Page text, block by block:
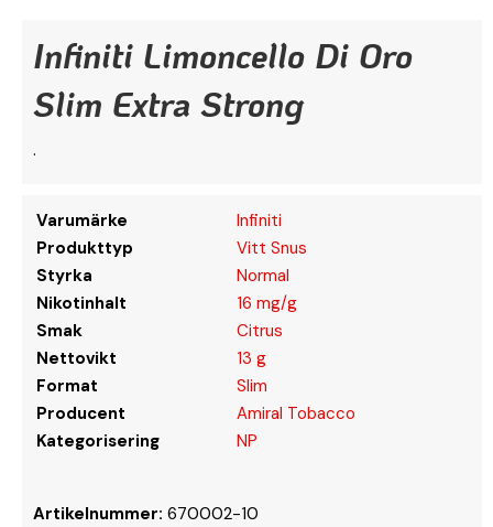
Infiniti Limoncello Di Oro
Slim Extra Strong
.
Varumärke
Infiniti
Produkttyp
Vitt Snus
Styrka
Normal
Nikotinhalt
16 mg/g
Smak
Citrus
Nettovikt
13 g
Format
Slim
Producent
Amiral Tobacco
Kategorisering
NP
Artikelnummer: 670002-10